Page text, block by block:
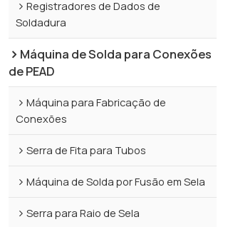
Registradores de Dados de
Soldadura
Máquina de Solda para Conexões
de PEAD
Máquina para Fabricação de
Conexões
Serra de Fita para Tubos
Máquina de Solda por Fusão em Sela
Serra para Raio de Sela